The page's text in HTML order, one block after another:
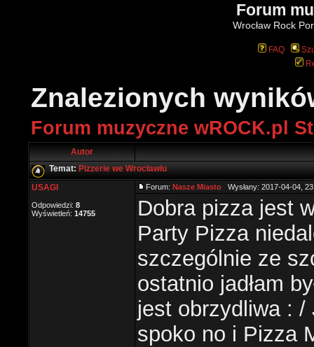
Forum
Wrocław Rock
FAQ
Znalezionych
Forum muzyczne wROCK.pl
Autor
Temat: Pizzerie we Wrocławiu
USAGI
Odpowiedzi: 8
Wyświetleń: 14755
Forum: Nasze Miasto Wysłany: 2017-04-04,
Dobra pizza jest
Party Pizza
szczególnie ze
ostatnio jadłam
jest obrzydliwa : /
spoko no i Pizza